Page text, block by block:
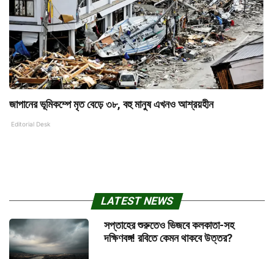
জাপানের ভূমিকম্পে মৃত বেড়ে ৩৮, বহু মানুষ এখনও আশ্রয়হীন
Editorial Desk
LATEST NEWS
সপ্তাহের শুরুতেও ভিজবে কলকাতা-সহ
দক্ষিণবঙ্গ! রবিতে কেমন থাকবে উত্তর?